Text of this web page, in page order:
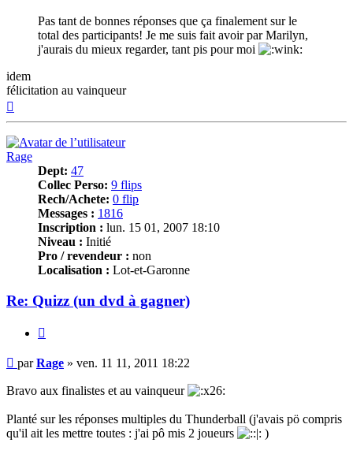
Pas tant de bonnes réponses que ça finalement sur le
total des participants! Je me suis fait avoir par Marilyn,
j'aurais du mieux regarder, tant pis pour moi
idem
félicitation au vainqueur
Rage
Dept: 47
Collec Perso: 9 flips
Rech/Achete: 0 flip
Messages : 1816
Inscription : lun. 15 01, 2007 18:10
Niveau : Initié
Pro / revendeur : non
Localisation : Lot-et-Garonne
Re: Quizz (un dvd à gagner)
Message
parRage » ven. 11 11, 2011 18:22
Bravo aux finalistes et au vainqueur
Planté sur les réponses multiples du Thunderball (j'avais pö compris
qu'il ait les mettre toutes : j'ai pô mis 2 joueurs
)